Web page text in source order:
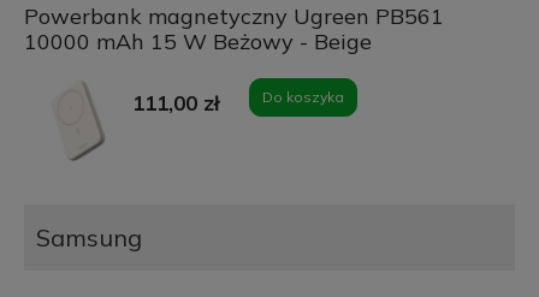
Powerbank magnetyczny Ugreen PB561
10000 mAh 15 W Beżowy - Beige
111,00 zł Do koszyka
Samsung